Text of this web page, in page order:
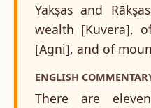
Yakṣas and
wealth [Kuvera],
[Agni], and of
ENGLISH
There are